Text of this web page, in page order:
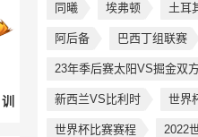
同曦 埃弗顿 土耳
阿后备 巴西丁组联赛
23年季后赛太阳VS掘金双
新西兰VS比利时 世界
世界杯比赛赛程 2022